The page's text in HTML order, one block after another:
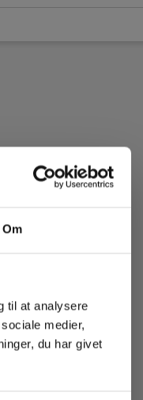
Om
til at analysere
medier,
du har givet